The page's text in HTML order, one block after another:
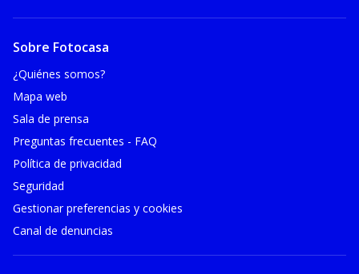
Sobre Fotocasa
¿Quiénes somos?
Mapa web
Sala de prensa
Preguntas frecuentes - FAQ
Política de privacidad
Seguridad
Gestionar preferencias y cookies
Canal de denuncias